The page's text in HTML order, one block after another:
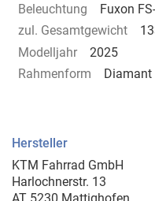
Beleuchtung
Fuxon
zul. Gesamtgewicht
Modelljahr
2025
Rahmenform
Diamant
Hersteller
KTM Fahrrad GmbH
Harlochnerstr. 13